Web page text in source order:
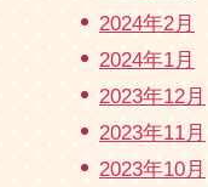
2024年2月
2024年1月
2023年12月
2023年11月
2023年10月